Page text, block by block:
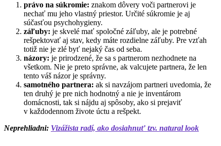
právo na súkromie: znakom dôvery voči partnerovi je
nechať mu jeho vlastný priestor. Určité súkromie je aj
súčasťou psychohygieny.
záľuby: je skvelé mať spoločné záľuby, ale je potrebné
rešpektovať aj stav, kedy máte rozdielne záľuby. Pre vzťah
totiž nie je zlé byť nejaký čas od seba.
názory: je prirodzené, že sa s partnerom nezhodnete na
všetkom. Nie je preto správne, ak valcujete partnera, že len
tento váš názor je správny.
samotného partnera: ak si navzájom partneri uvedomia, že
ten druhý je pre nich hodnotný a nie je inventárom
domácnosti, tak si nájdu aj spôsoby, ako si prejaviť
v každodennom živote úctu a rešpekt.
Neprehliadni: Vizážista radí, ako dosiahnuť tzv. natural look